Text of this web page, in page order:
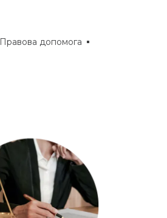
Правова допомога